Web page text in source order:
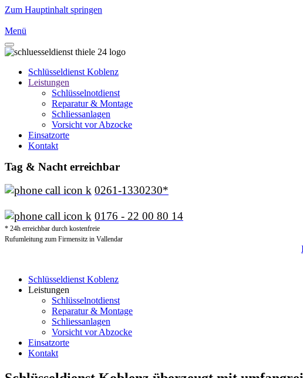
Zum Hauptinhalt springen
Menü
Schlüsseldienst Koblenz
Leistungen
Schlüsselnotdienst
Reparatur & Montage
Schliessanlagen
Vorsicht vor Abzocke
Einsatzorte
Kontakt
Tag & Nacht erreichbar
0261-1330230*
0176 - 22 00 80 14
* 24h erreichbar durch kostenfreie
Rufumleitung zum Firmensitz in Vallendar
Schlüsseldienst Koblenz
Leistungen
Schlüsselnotdienst
Reparatur & Montage
Schliessanlagen
Vorsicht vor Abzocke
Einsatzorte
Kontakt